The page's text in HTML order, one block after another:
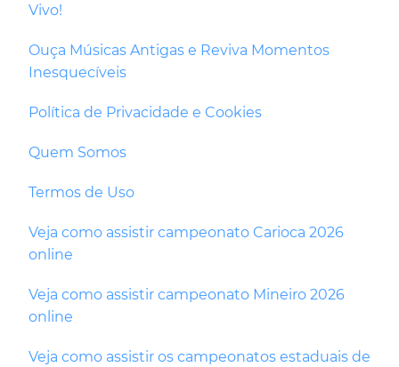
Vivo!
Ouça Músicas Antigas e Reviva Momentos
Inesquecíveis
Política de Privacidade e Cookies
Quem Somos
Termos de Uso
Veja como assistir campeonato Carioca 2026
online
Veja como assistir campeonato Mineiro 2026
online
Veja como assistir os campeonatos estaduais de